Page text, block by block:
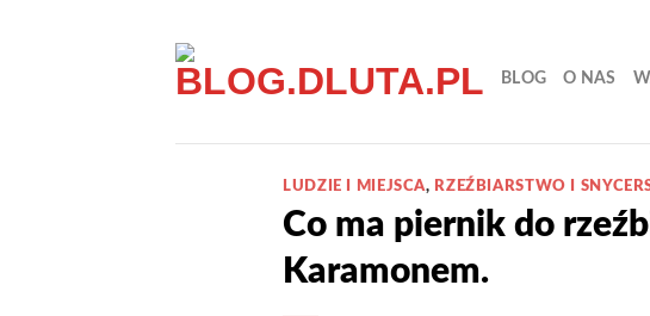
BLOG O NAS
LUDZIE I MIEJSCA, RZEŹBIARSTWO I
Co ma piernik do
Karamonem.